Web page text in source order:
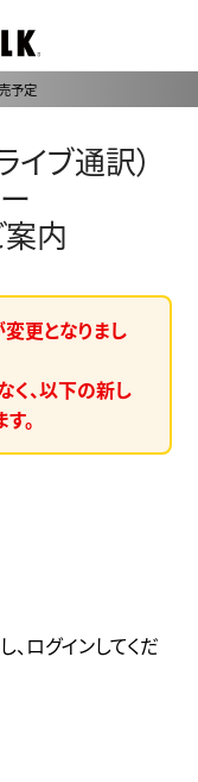
予定
ブ通訳）
内
更となりまし
、以下の新し
。
ログインしてくだ